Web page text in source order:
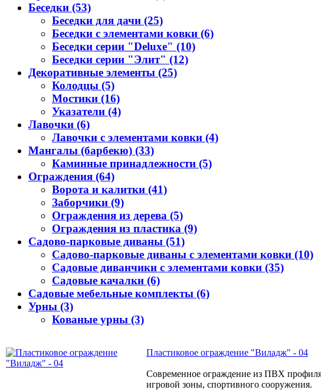
Беседки (53)
Беседки для дачи (25)
Беседки с элементами ковки (6)
Беседки серии "Deluxe" (10)
Беседки серии "Элит" (12)
Декоративные элементы (25)
Колодцы (5)
Мостики (16)
Указатели (4)
Лавочки (6)
Лавочки с элементами ковки (4)
Мангалы (барбекю) (33)
Каминные принадлежности (5)
Ограждения (64)
Ворота и калитки (41)
Заборчики (9)
Ограждения из дерева (5)
Ограждения из пластика (9)
Садово-парковые диваны (51)
Садово-парковые диваны с элементами ковки (10)
Садовые диванчики с элементами ковки (35)
Садовые качалки (6)
Садовые мебельные комплекты (6)
Урны (3)
Кованые урны (3)
Пластиковое ограждение "Виладж" - 04
Современное ограждение из ПВХ профиля
игровой зоны, спортивного сооружения.